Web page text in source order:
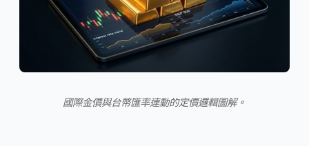
國際金價與台幣匯率連動的定價邏輯圖解。